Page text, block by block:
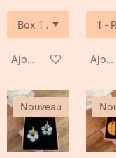
Ajouter au panier
Nouveau